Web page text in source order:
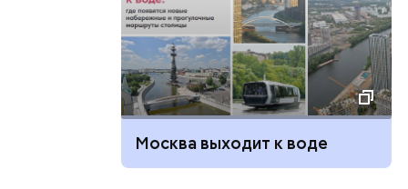
Москва выходит к воде